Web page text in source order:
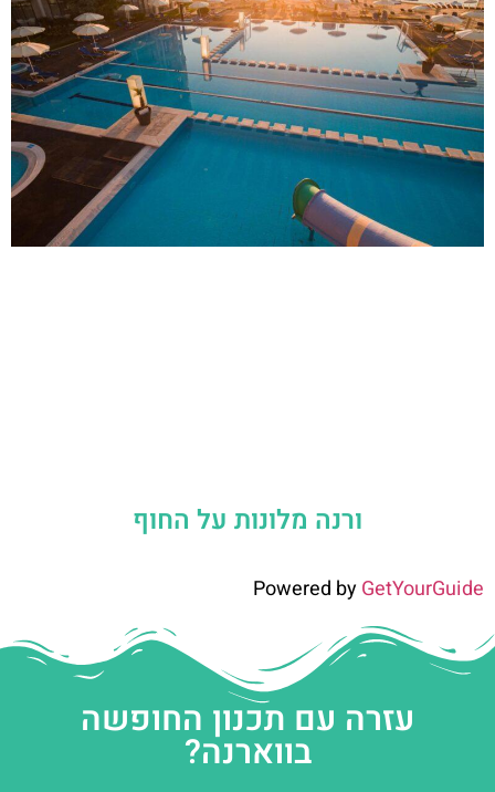
ורנה מלונות על החוף
Powered byGetYourGuide
עזרה עם תכנון החופשה
בווארנה?